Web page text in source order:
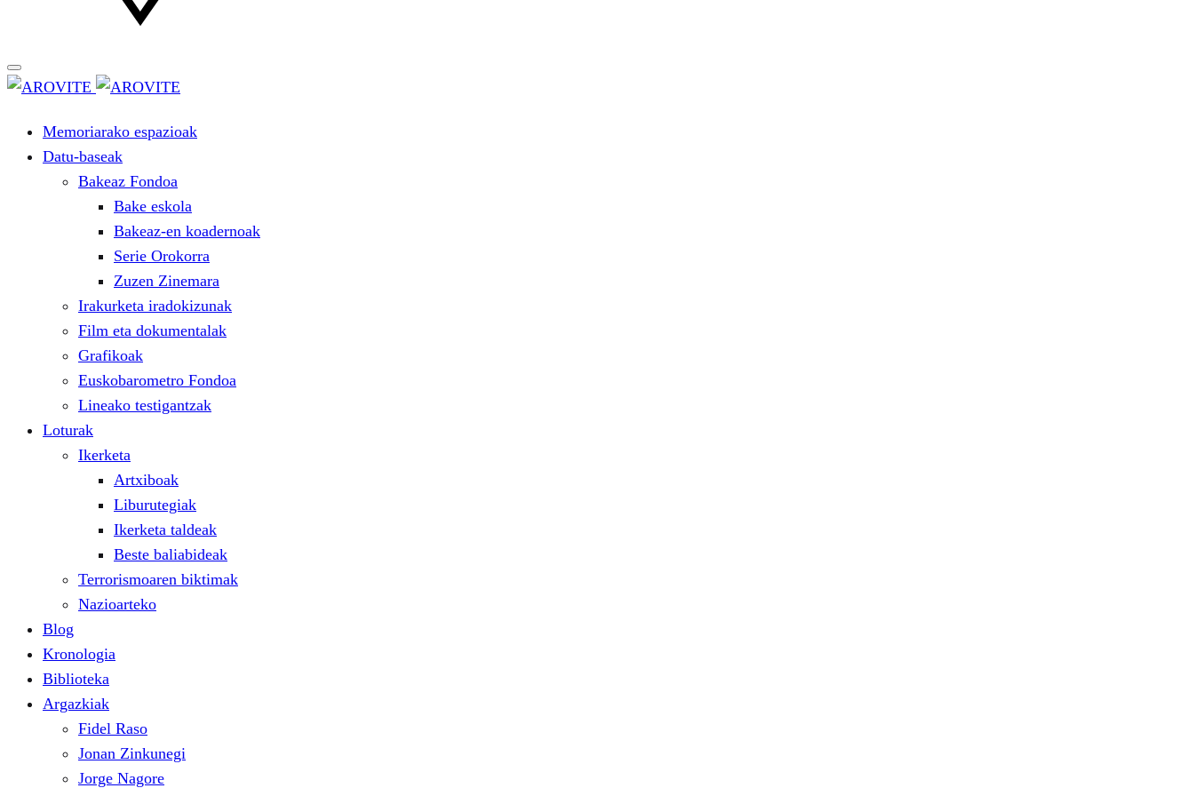
Memoriarako espazioak
Datu-baseak
Bakeaz Fondoa
Bake eskola
Bakeaz-en koadernoak
Serie Orokorra
Zuzen Zinemara
Irakurketa iradokizunak
Film eta dokumentalak
Grafikoak
Euskobarometro Fondoa
Lineako testigantzak
Loturak
Ikerketa
Artxiboak
Liburutegiak
Ikerketa taldeak
Beste baliabideak
Terrorismoaren biktimak
Nazioarteko
Blog
Kronologia
Biblioteka
Argazkiak
Fidel Raso
Jonan Zinkunegi
Jorge Nagore